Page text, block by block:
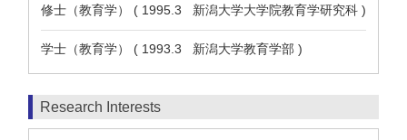
修士（教育学） ( 1995.3 新潟大学大学院教育学研究科 )
学士（教育学） ( 1993.3 新潟大学教育学部 )
Research Interests